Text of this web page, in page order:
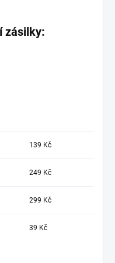
zásilky:
139 Kč
249 Kč
299 Kč
39 Kč